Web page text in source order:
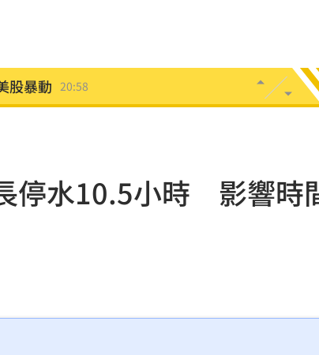
股暴動 20:58
韓
荷莫茲 20:56
兵辛勞
罰
現BP神曲
停水10.5小時 影響時